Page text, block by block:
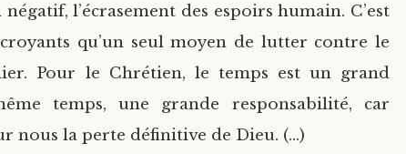
l’écrasement des espoirs humain. C’est
qu’un seul moyen de lutter contre le
Pour le Chrétien, le temps est un grand
temps, une grande responsabilité, car
nous la perte définitive de Dieu. (…)